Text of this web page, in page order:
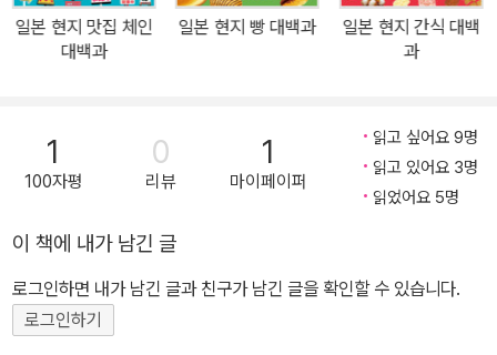
양하다. 이 외에도 현지인이 아침 식사로 즐기는 로컬 메뉴, 신기한 식
재료, 지역별 향토 요리 등 몰랐다면 평생 맛보지 못했을 일본 곳곳의
본 현지 반찬 대백과》로 일본 슈퍼와 식탁을 생생하게 누비며, 일본
전국의 반찬을 보고, 씹고, 뜯고, 맛보고, 즐겨보자.
일본 현지 맛집 체인
대백과
일본 현지 빵 대백과
일본 현지 간식 대백
과
1
100자평
0
리뷰
1
마이페이퍼
읽고 싶어요 9명
읽고 있어요 3명
읽었어요 5명
이 책에 내가 남긴 글
로그인하면 내가 남긴 글과 친구가 남긴 글을 확인할 수 있습니다.
로그인하기